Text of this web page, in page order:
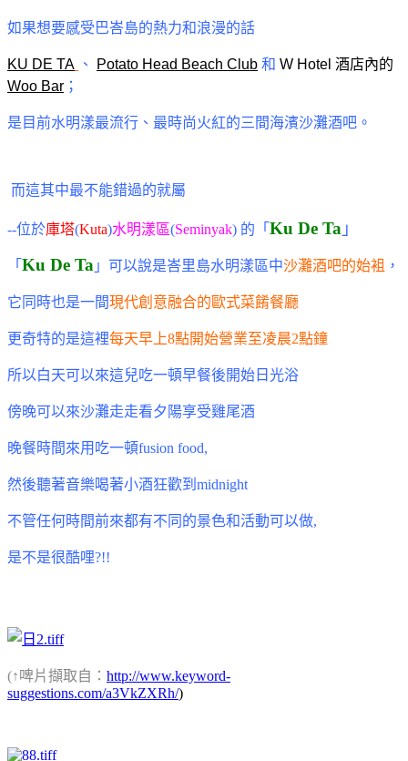
如果想要感受巴峇島的熱力和浪漫的話
KU DE TA 、 Potato Head Beach Club 和 W Hotel 酒店內的
Woo Bar ；
是目前水明漾最流行、最時尚火紅的三間海濱沙灘酒吧。
而這其中最不能錯過的就屬
--位於庫塔(Kuta)水明漾區(Seminyak) 的 「 Ku De Ta 」
「 Ku De Ta 」 可以說是峇里島水明漾區中沙灘酒吧的始袓 ，
它同時也是一間現代創意融合的歐式菜餚餐廳
更奇特的是這裡每天早上8點開始營業至凌晨2點鐘
所以白天可以來這兒吃一頓早餐後開始日光浴
傍晚可以來沙灘走走看夕陽享受雞尾酒
晚餐時間來用吃一頓fusion food,
然後聽著音樂喝著小酒狂歡到midnight
不管任何時間前來都有不同的景色和活動可以做,
是不是很酷哩?!!
(↑啤片擷取自： http://www.keyword-
suggestions.com/a3VkZXRh/)